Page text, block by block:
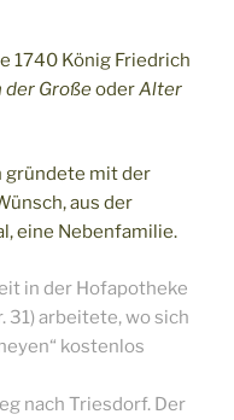
1740 König Friedrich
der GroßeoderAlter
gründete mit der
aus der
eine Nebenfamilie.
in der Hofapotheke
31) arbeitete, wo sich
kostenlos
nach Triesdorf. Der